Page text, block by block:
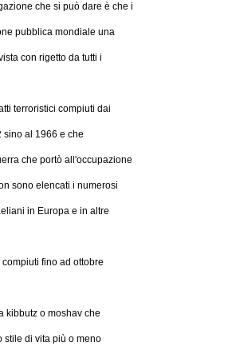
che si può dare è che i
pubblica mondiale una
con rigetto da tutti i
terroristici compiuti dai
al 1966 e che
che portò all'occupazione
sono elencati i numerosi
in Europa e in altre
fino ad ottobre
kibbutz o moshav che
stile di vita più o meno